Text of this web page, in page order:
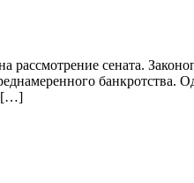
сената.
банкротства.
[…]